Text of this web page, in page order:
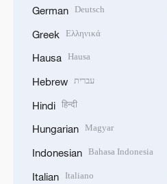
German Deutsch
Greek Ελληνικά
Hausa Hausa
Hebrew עברית
Hindi हिन्दी
Hungarian Magyar
Indonesian Bahasa Indonesia
Italian Italiano